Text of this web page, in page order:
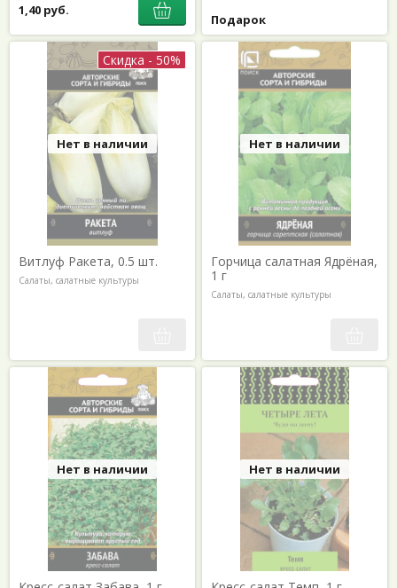
1,40 руб.
Подарок
Нет в наличии
Скидка - 50%
Витлуф Ракета, 0.5 шт.
Салаты, салатные культуры
Нет в наличии
Горчица салатная Ядрёная,
1 г
Салаты, салатные культуры
Нет в наличии Нет в наличии